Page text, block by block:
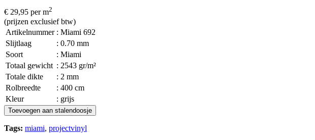
€ 29,95 per m2
(prijzen exclusief btw)
Artikelnummer : Miami 692
Slijtlaag
: 0.70 mm
Soort
: Miami
Totaal gewicht : 2543 gr/m²
Totale dikte
: 2 mm
Rolbreedte
: 400 cm
Kleur
: grijs
Toevoegen aan stalendoosje
Tags: miami, projectvinyl